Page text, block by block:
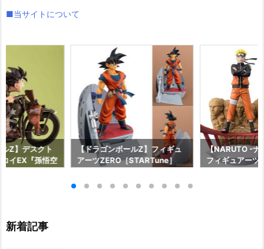
■当サイトについて
Z】デスクト
イEX『孫悟空
ュア予約【メ
【ドラゴンボールZ】フィギュ
アーツZERO［STARTune］
『孫悟空 決戦場への到着』フィ
ギュア予約【バンダイ】より20
【NARUTO -ナ
フィギュアーツ
une］『うずま
新着記事